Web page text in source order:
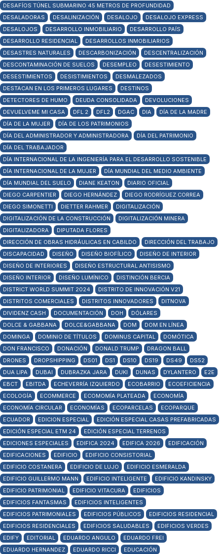
DESAFÍOS TÚNEL SUBMARINO 45 METROS DE PROFUNDIDAD
DESALADORAS
DESALINIZACIÓN DESALOJO
DESALOJO EXPRESS
DESALOJOS
DESARROLLO INMOBILIARIO
DESARROLLO PAÍS
DESARROLLO RESIDENCIAL
DESARROLLOS INMOBILIARIOS
DESASTRES NATURALES
DESCARBONIZACIÓN
DESCENTRALIZACIÓN
DESCONTAMINACIÓN DE SUELOS
DESEMPLEO
DESESTIMIENTO
DESESTIMIENTOS
DESISTIMIENTOS
DESMALEZADOS
DESTACAN EN LOS PRIMEROS LUGARES
DESTINOS
DETECTORES DE HUMO
DEUDA CONSOLIDADA
DEVOLUCIONES
DEVUELVEME MI CASA
DFL 2 DFL2 DGAC DIA
DÍA DE LA MADRE
DÍA DE LA MUJER
DÍA DE LOS PATRIMONIOS
DÍA DEL ADMINISTRADOR Y ADMINISTRADORA
DÍA DEL PATRIMONIO
DÍA DEL TRABAJADOR
DÍA INTERNACIONAL DE LA INGENIERÍA PARA EL DESARROLLO SOSTENIBLE
DÍA INTERNACIONAL DE LA MUJER
DÍA MUNDIAL DEL MEDIO AMBIENTE
DÍA MUNDIAL DEL SUELO
DIANE KEATON
DIARIO OFICIAL
DIEGO CARPENTIER
DIEGO HERNÁNDEZ
DIEGO RODRÍGUEZ CORREA
DIEGO SIMONETTI
DIETTER RAHMER
DIGITALIZACIÓN
DIGITALIZACIÓN DE LA CONSTRUCCIÓN
DIGITALIZACIÓN MINERA
DIGITALIZADORA
DIPUTADA FLORES
DIRECCIÓN DE OBRAS HIDRÁULICAS EN CABILDO
DIRECCIÓN DEL TRABAJO
DISCAPACIDAD
DISEÑO DISEÑO BIOFÍLICO
DISEÑO DE INTERIOR
DISEÑO DE INTERIORES
DISEÑO ESTRUCTURAL ANTISISMO
DISEÑO INTERIOR
DISEÑO LUMÍNICO
DISTINCIÓN BERCIA
DISTRICT WORLD SUMMIT 2024
DISTRITO DE INNOVACIÓN V21
DISTRITOS COMERCIALES
DISTRITOS INNOVADORES
DITNOVA
DIVIDENZ CASH
DOCUMENTACIÓN DOH
DÓLARES
DOLCE & GABBANA
DOLCE&GABBANA DOM
DOM EN LÍNEA
DOMINGA
DOMINIO DE TÍTULOS DOMINUS CAPITAL
DOMÓTICA
DON FRANCISCO
DONACIÓN DONALD TRUMP
DRAGON BALL
DRONES
DROPSHIPPING DS01 DS1 DS10 DS19 DS49
DS52
DUA LIPA
DUBAI DUBRAZKA JARA DUKI DUNAS DYLANTERO
E2E
EBCT
EBITDA ECHEVERRÍA IZQUIERDO ECOBARRIO
ECOEFICIENCIA
ECOLOGÍA
ECOMMERCE ECOMOMÍA PLATEADA
ECONOMÍA
ECONOMÍA CIRCULAR
ECONOMÍAS ECOPARCELAS
ECOPARQUE
ECUADOR
EDICION ESPECIAL
EDICIÓN ESPECIAL CASAS PREFABRICADAS
EDICIÓN ESPECIAL ETM 24
EDICIÓN ESPECIAL TERRENOS
EDICIONES ESPECIALES
EDIFICA 2024 EDIFICA 2026
EDIFICACIÓN
EDIFICACIONES
EDIFICIO
EDIFICIO CONSISTORIAL
EDIFICIO COSTANERA
EDIFICIO DE LUJO
EDIFICIO ESMERALDA
EDIFICIO GUILLERMO MANN
EDIFICIO INTELIGENTE
EDIFICIO KANDINSKY
EDIFICIO PATRIMONIAL
EDIFICIO VITACURA
EDIFICIOS
EDIFICIOS FANTASMAS
EDIFICIOS INTELIGENTES
EDIFICIOS PATRIMONIALES
EDIFICIOS PÚBLICOS
EDIFICIOS RESIDENCIAL
EDIFICIOS RESIDENCIALES
EDIFICIOS SALUDABLES
EDIFICIOS VERDES
EDIFY
EDITORIAL EDUARDO ANGULO
EDUARDO FREI
EDUARDO HERNANDEZ
EDUARDO RICCI
EDUCACIÓN